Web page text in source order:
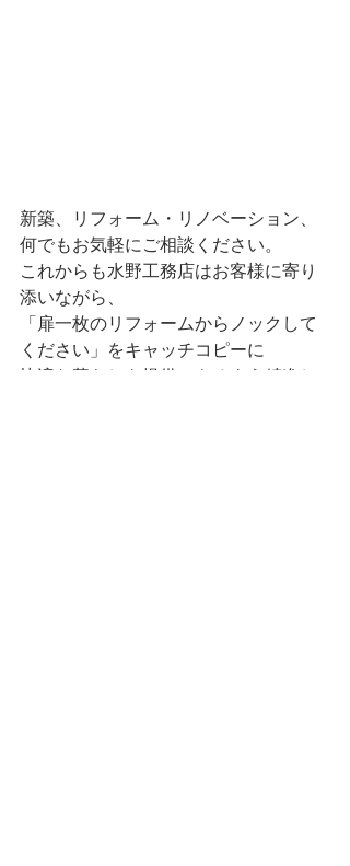
新築、リフォーム・リノベーション、
何でもお気軽にご相談ください。
これからも水野工務店はお客様に寄り
添いながら、
「扉一枚のリフォームからノックして
ください」をキャッチコピーに
快適な暮らしを提供できるよう精進し